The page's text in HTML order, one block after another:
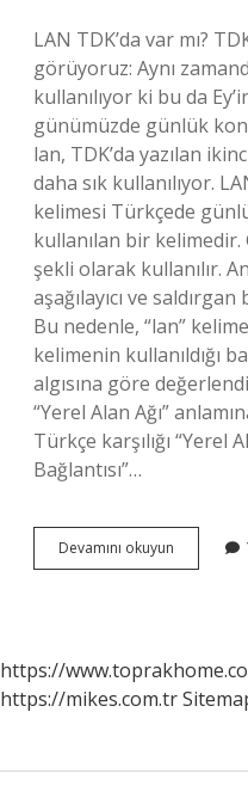
LAN TDK’da var mı?
görüyoruz: Aynı
kullanılıyor ki bu da
günümüzde günlük
lan, TDK’da yazılan
daha sık kullanılıyor.
kelimesi Türkçede
kullanılan bir
şekli olarak kullanılır.
aşağılayıcı ve
Bu nedenle, “lan”
kelimenin kullanıldığı
algısına göre
“Yerel Alan Ağı”
Türkçe karşılığı “Yerel
Bağlantısı”…
Devamını okuyun
Mı
https://
https://mikes.com.tr